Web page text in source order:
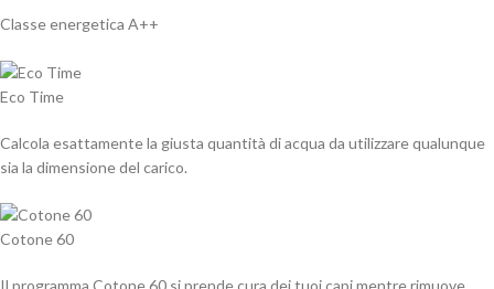
Classe energetica A++
Eco Time
Calcola esattamente la giusta quantità di acqua da utilizzare qualunque
sia la dimensione del carico.
Cotone 60